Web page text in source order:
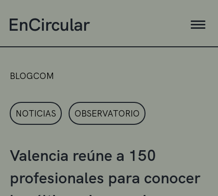
BLOGCOM
NOTICIAS OBSERVATORIO
Valencia reúne a 150
profesionales para conocer